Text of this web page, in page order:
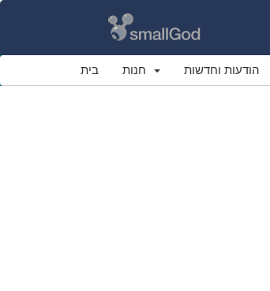
בית הודעות וחדשות